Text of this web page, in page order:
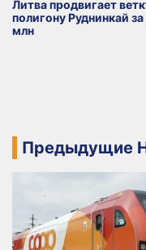
Литва продвигает
полигону Руднинкай
млн
Предыдущие